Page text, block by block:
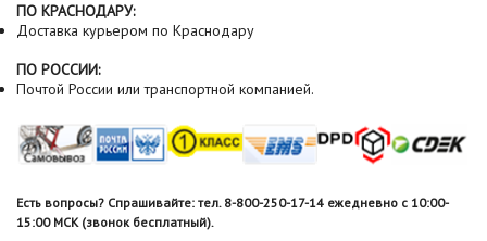
ПО КРАСНОДАРУ:
Доставка курьером по Краснодару
ПО РОССИИ:
Почтой России или транспортной компанией.
Есть вопросы? Спрашивайте: тел. 8-800-250-17-14 ежедневно с 10:00-
15:00 МСК (звонок бесплатный).